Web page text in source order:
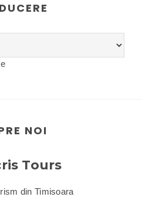
NOI
Tours
din Timisoara